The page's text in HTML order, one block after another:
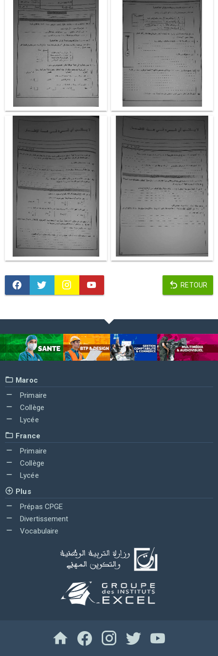
RETOUR
Maroc
Primaire
Collège
Lycée
France
Primaire
Collège
Lycée
Plus
Prépas CPGE
Divertissement
Vocabulaire